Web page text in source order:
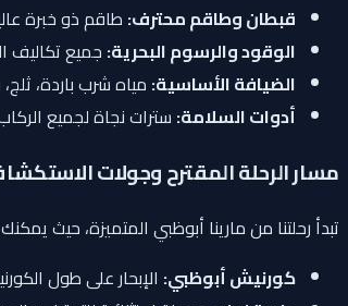
قبطان وطاقم محترف:طاقم ذو خبرة
الوقود والرسوم البحرية:جميع تكاليف
الضيافة الأساسية:مياه شرب باردة،
أدوات السلامة:سترات نجاة لجميع
مسار الرحلة المقترح وجولات
تبدأ رحلتنا من مارينا أبوظبي المتميزة، حيث
كورنيش أبوظبي: الإبحار على طول